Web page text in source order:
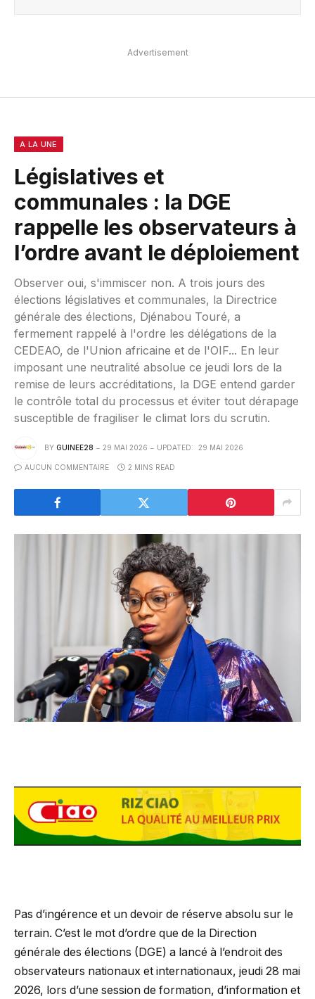
Advertisement
A LA UNE
Législatives et
communales : la DGE
rappelle les observateurs à
l’ordre avant le déploiement
Observer oui, s'immiscer non. A trois jours des
élections législatives et communales, la Directrice
générale des élections, Djénabou Touré, a
fermement rappelé à l'ordre les délégations de la
CEDEAO, de l'Union africaine et de l'OIF... En leur
imposant une neutralité absolue ce jeudi lors de la
remise de leurs accréditations, la DGE entend garder
le contrôle total du processus et éviter tout dérapage
susceptible de fragiliser le climat lors du scrutin.
BY GUINEE28 29 MAI 2026 UPDATED: 29 MAI 2026
AUCUN COMMENTAIRE 2 MINS READ
Pas d’ingérence et un devoir de réserve absolu sur le
terrain. C’est le mot d’ordre que de la Direction
générale des élections (DGE) a lancé à l’endroit des
observateurs nationaux et internationaux, jeudi 28 mai
2026, lors d’une session de formation, d’information et